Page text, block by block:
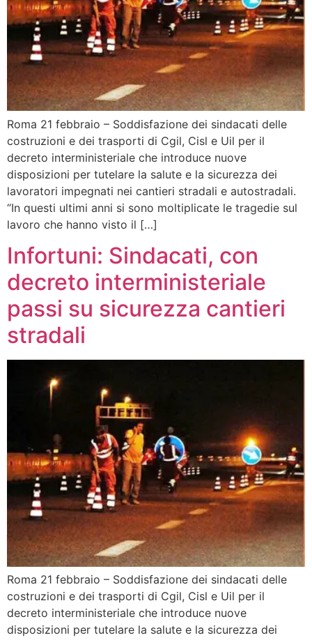
Roma 21 febbraio – Soddisfazione dei sindacati delle
costruzioni e dei trasporti di Cgil, Cisl e Uil per il
decreto interministeriale che introduce nuove
disposizioni per tutelare la salute e la sicurezza dei
lavoratori impegnati nei cantieri stradali e autostradali.
“In questi ultimi anni si sono moltiplicate le tragedie sul
lavoro che hanno visto il […]
Infortuni: Sindacati, con
decreto interministeriale
passi su sicurezza cantieri
stradali
Roma 21 febbraio – Soddisfazione dei sindacati delle
costruzioni e dei trasporti di Cgil, Cisl e Uil per il
decreto interministeriale che introduce nuove
disposizioni per tutelare la salute e la sicurezza dei